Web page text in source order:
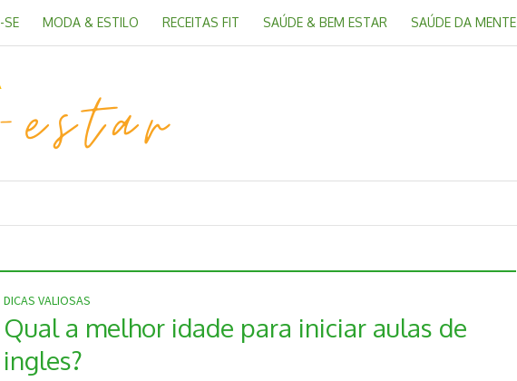
SE MODA & ESTILO RECEITAS FIT SAÚDE & BEM ESTAR SAÚDE DA MENTE
DICAS VALIOSAS
Qual a melhor idade para iniciar aulas de
ingles?